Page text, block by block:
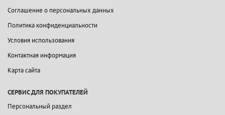
Соглашение о персональных данных
Политика конфиденциальности
Условия использования
Контактная информация
Карта сайта
СЕРВИС ДЛЯ ПОКУПАТЕЛЕЙ
Персональный раздел